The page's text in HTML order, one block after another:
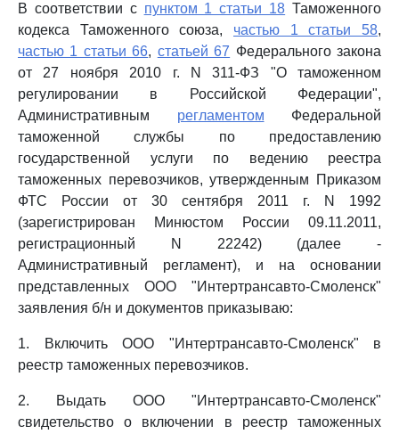
В соответствии с пунктом 1 статьи 18 Таможенного
кодекса Таможенного союза, частью 1 статьи 58,
частью 1 статьи 66, статьей 67 Федерального закона
от 27 ноября 2010 г. N 311-ФЗ "О таможенном
регулировании в Российской Федерации",
Административным регламентом Федеральной
таможенной службы по предоставлению
государственной услуги по ведению реестра
таможенных перевозчиков, утвержденным Приказом
ФТС России от 30 сентября 2011 г. N 1992
(зарегистрирован Минюстом России 09.11.2011,
регистрационный N 22242) (далее -
Административный регламент), и на основании
представленных ООО "Интертрансавто-Смоленск"
заявления б/н и документов приказываю:
1. Включить ООО "Интертрансавто-Смоленск" в
реестр таможенных перевозчиков.
2. Выдать ООО "Интертрансавто-Смоленск"
свидетельство о включении в реестр таможенных